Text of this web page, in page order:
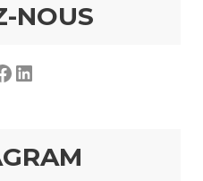
NOUS
LinkedIn